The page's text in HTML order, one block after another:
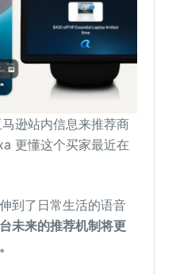
逊站内信息来推荐商
更懂这个买家最近在
到了日常生活的语音
未来的推荐机制将更